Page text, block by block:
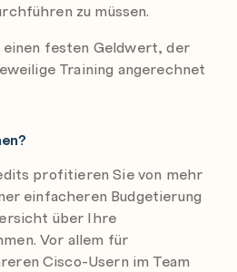
zu müssen.
festen Geldwert, der
Training angerechnet
profitieren Sie von mehr
einfacheren Budgetierung
über Ihre
Vor allem für
Cisco-Usern im Team